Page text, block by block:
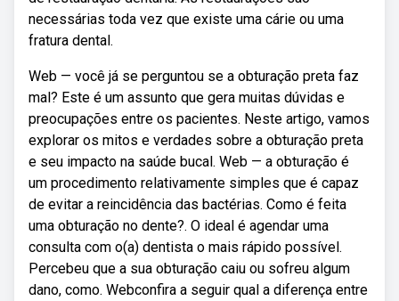
necessárias toda vez que existe uma cárie ou uma
fratura dental.
Web — você já se perguntou se a obturação preta faz
mal? Este é um assunto que gera muitas dúvidas e
preocupações entre os pacientes. Neste artigo, vamos
explorar os mitos e verdades sobre a obturação preta
e seu impacto na saúde bucal. Web — a obturação é
um procedimento relativamente simples que é capaz
de evitar a reincidência das bactérias. Como é feita
uma obturação no dente?. O ideal é agendar uma
consulta com o(a) dentista o mais rápido possível.
Percebeu que a sua obturação caiu ou sofreu algum
dano, como. Webconfira a seguir qual a diferença entre